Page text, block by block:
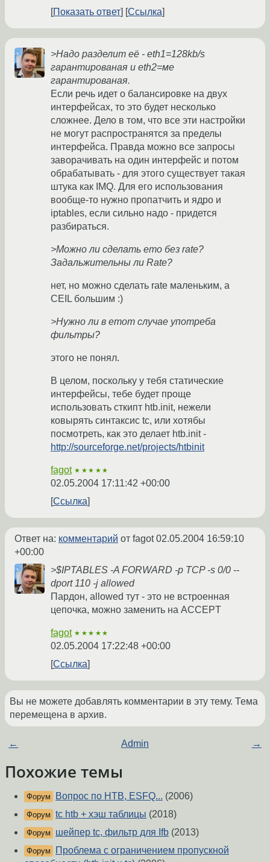
Показать ответ
Ссылка
>Надо разделит её - eth1=128kb/s
гарантированая и eth2=ме
гарантированая.
Если речь идет о балансировке на двух
интерфейсах, то это будет несколько
сложнее. Дело в том, что все эти настройки
не могут распространятся за пределы
интерфейса. Правда можно все запросы
заворачивать на один интерфейс и потом
обрабатывать - для этого существует такая
штука как IMQ. Для его использования
вообще-то нужно пропатчить и ядро и
iptables, если сильно надо - придется
разбираться.
>Можно ли сделать ето без rate?
Задальжительны ли Rate?
нет, но можно сделать rate маленьким, а
CEIL большим :)
>Нужно ли в етот случае употреба
фильтры?
этого не понял.
В целом, поскольку у тебя статические
интерфейсы, тебе будет проще
использовать сткипт htb.init, нежели
ковырять синтаксис tc, или хотябы
посмотреть, как это делает htb.init -
http://sourceforge.net/projects/htbinit
fagot ★★★★★
02.05.2004 17:11:42 +00:00
Ссылка
Ответ на: комментарий от fagot02.05.2004 16:59:10
+00:00
>$IPTABLES -A FORWARD -p TCP -s 0/0 --
dport 110 -j allowed
Пардон, allowed тут - это не встроенная
цепочка, можно заменить на ACCEPT
fagot ★★★★★
02.05.2004 17:22:48 +00:00
Ссылка
Вы не можете добавлять комментарии в эту тему. Тема
перемещена в архив.
← Admin →
Похожие темы
Форум Вопрос по HTB, ESFQ... (2006)
Форум tc htb + хэш таблицы (2018)
Форум шейпер tc, фильтр для Ifb (2013)
Форум
Проблема с ограничением пропускной